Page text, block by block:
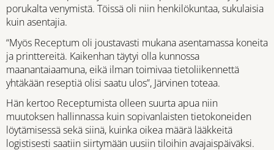
porukalta venymistä. Töissä oli niin henkilökuntaa, sukulaisia
kuin asentajia.
“Myös Receptum oli joustavasti mukana asentamassa koneita
ja printtereitä. Kaikenhan täytyi olla kunnossa
maanantaiaamuna, eikä ilman toimivaa tietoliikennettä
yhtäkään reseptiä olisi saatu ulos”, Järvinen toteaa.
Hän kertoo Receptumista olleen suurta apua niin
muutoksen hallinnassa kuin sopivanlaisten tietokoneiden
löytämisessä sekä siinä, kuinka oikea määrä lääkkeitä
logistisesti saatiin siirtymään uusiin tiloihin avajaispäiväksi.